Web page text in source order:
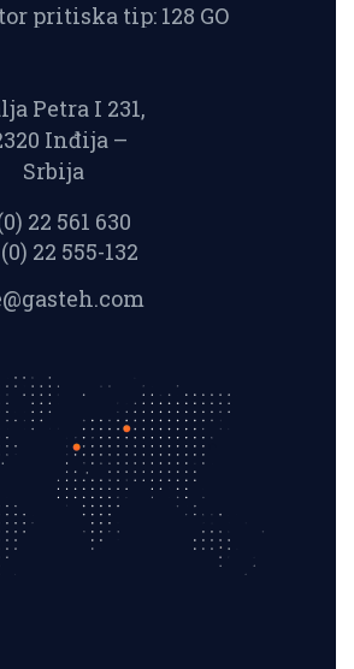
pritiska tip: 128 GO
Petra I 231,
Inđija –
Srbija
22 561 630
22 555-132